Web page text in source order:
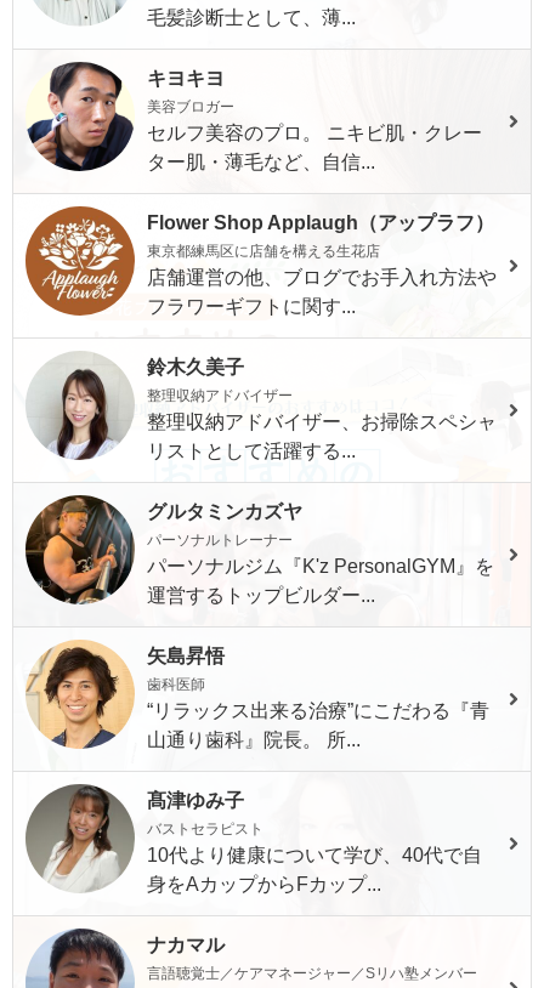
毛髪診断士として、薄...
キヨキヨ
美容ブロガー
セルフ美容のプロ。 ニキビ肌・クレー
ター肌・薄毛など、自信...
Flower Shop Applaugh（アップラフ）
東京都練馬区に店舗を構える生花店
店舗運営の他、ブログでお手入れ方法や
フラワーギフトに関す...
鈴木久美子
整理収納アドバイザー
整理収納アドバイザー、お掃除スペシャ
リストとして活躍する...
グルタミンカズヤ
パーソナルトレーナー
パーソナルジム『K'z PersonalGYM』を
運営するトップビルダー...
矢島昇悟
歯科医師
“リラックス出来る治療”にこだわる『青
山通り歯科』院長。 所...
髙津ゆみ子
バストセラピスト
10代より健康について学び、40代で自
身をAカップからFカップ...
ナカマル
言語聴覚士／ケアマネージャー／Sリハ塾メンバー